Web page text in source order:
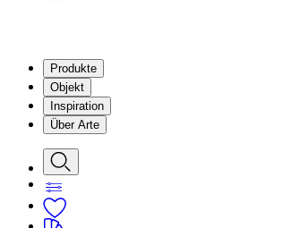
Produkte
Objekt
Inspiration
Über Arte